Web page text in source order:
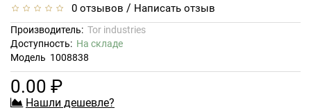
0 отзывов / Написать отзыв
Производитель: Tor industries
Доступность: На складе
Модель 1008838
0.00 ₽
Нашли дешевле?